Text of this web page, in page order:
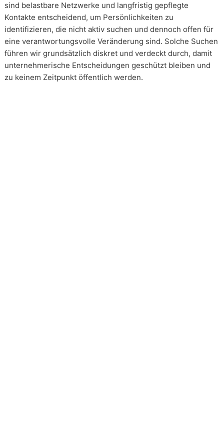
sind belastbare Netzwerke und langfristig gepflegte
Kontakte entscheidend, um Persönlichkeiten zu
identifizieren, die nicht aktiv suchen und dennoch offen für
eine verantwortungsvolle Veränderung sind. Solche Suchen
führen wir grundsätzlich diskret und verdeckt durch, damit
unternehmerische Entscheidungen geschützt bleiben und
zu keinem Zeitpunkt öffentlich werden.